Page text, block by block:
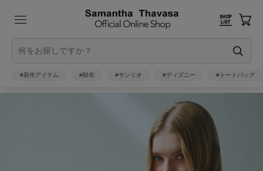
#新作アイテム #財布 #サンリオ #ディズニー #トートバッグ